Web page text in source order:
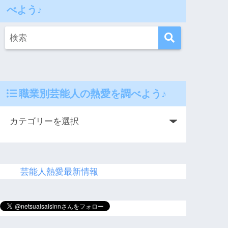
べよう♪
職業別芸能人の熱愛を調べよう♪
芸能人熱愛最新情報